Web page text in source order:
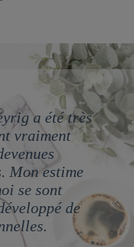
a été très
vraiment
Mon estime
se sont
de